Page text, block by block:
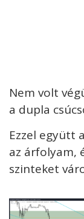
Nem volt
a dupla
Ezzel együtt
az árfolyam,
szinteket